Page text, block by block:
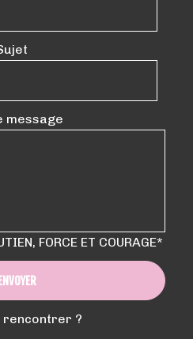
message
FORCE ET COURAGE*
rencontrer ?